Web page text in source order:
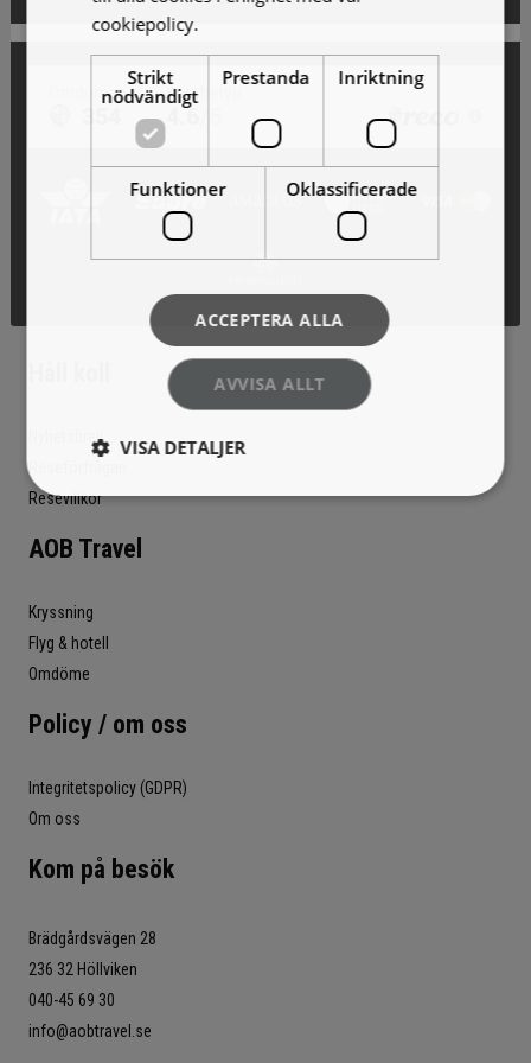
Nyhetsbrev
Reseförfrågan
Resevillkor
AOB Travel
Kryssning
Flyg & hotell
Omdöme
Policy / om oss
Integritetspolicy (GDPR)
Om oss
Kom på besök
Brädgårdsvägen 28
236 32 Höllviken
040-45 69 30
info@aobtravel.se
cookiepolicy.
Strikt
nödvändigt
Prestanda Inriktning
Funktioner Oklassificerade
ACCEPTERA ALLA
AVVISA ALLT
VISA DETALJER